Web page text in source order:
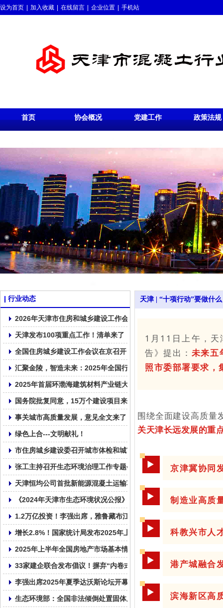
设为首页 加入收藏 在线留言 企业位置 手机站
首页 协会概况 党建工作 政策法规
行业动态
2026年天津市住房和城乡建设工作会议召开
天津发布100项重点工作！清单来了！
全国住房城乡建设工作会议在京召开
汇聚金陵，智造未来：2025年全国行业高质量发展交流会在南京召
2025年首届环渤海建筑材料产业链大会在大连顺利召开！
国务院批复同意，15万个建设项目来了！
事关城市高质量发展，意见全文来了
绿色上合---文明献礼！
市住房城乡建设委召开城市体检和城市更新规划编制工作动员部署
张工主持召开生态环境治理工作专题会议
天津恒均公司首批新能源混凝土运输车交付使用!
《2024年天津市生态环境状况公报》发布 亮出生态成绩单
1.2万亿投资！李强出席，雅鲁藏布江下游水电工程正式开工！
增长2.8%！国家统计局发布2025年上半年全国固定资产投资统计数
2025年上半年全国房地产市场基本情况
33家建企联合发布倡议！摒弃“内卷式”竞争！
李强出席2025年夏季达沃斯论坛开幕式并致辞
生态环境部：全国非法倾倒处置固体废物专项整治行动启动
天津 | “十项行动”要做什
1月11日上午，天
告》提出： 未来五
照市委部署要求，
围绕全面建设高质量
关天津长远发展的重
▶ 京津冀协同
▶ 制造业高质
▶ 科教兴市人
▶ 港产城融合
▶ 滨海新区高